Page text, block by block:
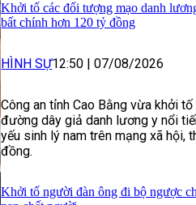
Khởi tố các đối tượng mạo danh
bất chính hơn 120 tỷ đồng
HÌNH SỰ12:50 | 07/08/2026
Công an tỉnh Cao Bằng vừa khởi
đường dây giả danh lương y nổi
yếu sinh lý nam trên mạng xã hội,
đồng.
Khởi tố người đàn ông đi bộ ngược